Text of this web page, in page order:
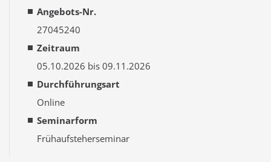
Angebots-Nr.
27045240
Zeitraum
05.10.2026 bis 09.11.2026
Durchführungsart
Online
Seminarform
Frühaufsteherseminar